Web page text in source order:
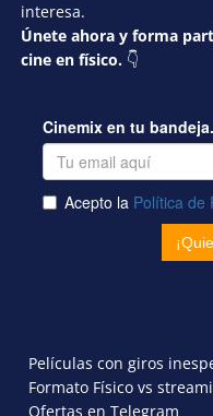
interesa.
Únete ahora y forma
cine en físico. 👇
Películas con giros
Formato Físico vs
Ofertas en Telegram